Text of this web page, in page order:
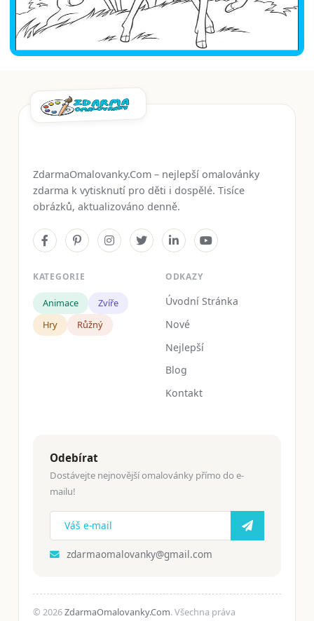
ZdarmaOmalovanky.Com – nejlepší omalovánky
zdarma k vytisknutí pro děti i dospělé. Tisíce
obrázků, aktualizováno denně.
KATEGORIE
Animace
Zvíře
Hry
Růžný
ODKAZY
Úvodní Stránka
Nové
Nejlepší
Blog
Kontakt
Odebírat
Dostávejte nejnovější omalovánky přímo do e-
mailu!
zdarmaomalovanky@gmail.com
© 2026ZdarmaOmalovanky.Com. Všechna práva